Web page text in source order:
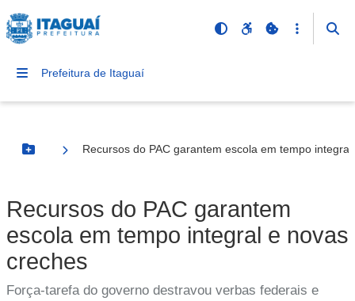
Prefeitura de Itaguaí
Botão Menu
Recursos do PAC garantem escola em tempo
Recursos do PAC garantem
escola em tempo integral e novas
creches
Força-tarefa do governo destravou verbas federais e